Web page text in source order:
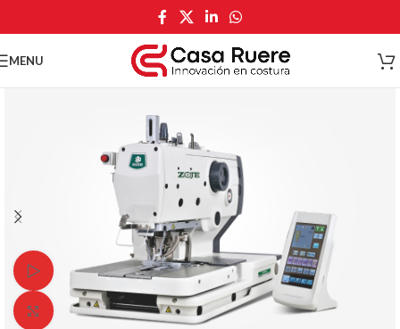
MENU
Watch video
Click to enlarge